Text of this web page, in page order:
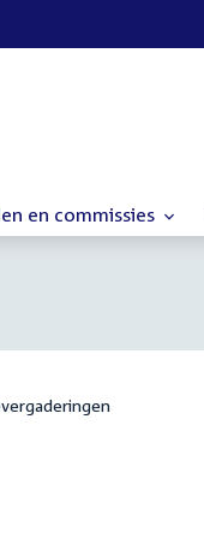
en commissies